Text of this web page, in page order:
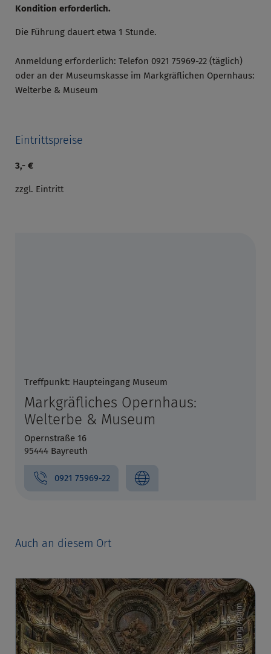
Kondition erforderlich.
Die Führung dauert etwa 1 Stunde.
Anmeldung erforderlich: Telefon 0921 75969-22 (täglich)
oder an der Museumskasse im Markgräflichen Opernhaus:
Welterbe & Museum
Eintrittspreise
3,- €
zzgl. Eintritt
Treffpunkt: Haupteingang Museum
Markgräfliches Opernhaus:
Welterbe & Museum
Opernstraße 16
95444 Bayreuth
0921 75969-22
Auch an diesem Ort